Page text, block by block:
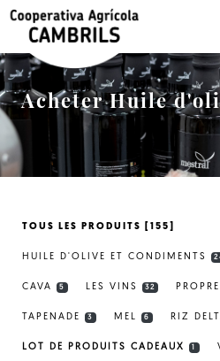
Acheter Huile
TOUS LES PRODUITS [155]
HUILE D'OLIVE ET CONDIMENTS
CAVA 5 LES VINS 32
TAPENADE 3 MEL 6 RIZ
LOT DE PRODUITS CADEAUX
BOUTIQUE
LA
OLEOTOUR
PRODUITS
NOTRE HUILE